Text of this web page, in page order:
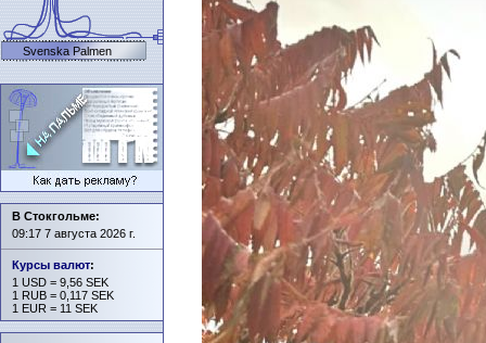
Svenska Palmen
В Стокгольме:
09:17 7 августа 2026 г.
Курсы валют:
1 USD = 9,56 SEK
1 RUB = 0,117 SEK
1 EUR = 11 SEK